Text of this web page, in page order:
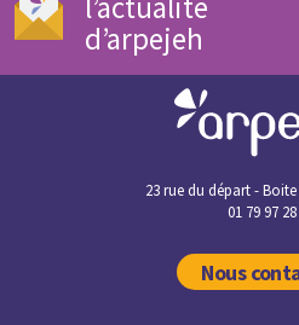
d’arpejeh
23 rue du départ - Boite
01 79 97
Nous